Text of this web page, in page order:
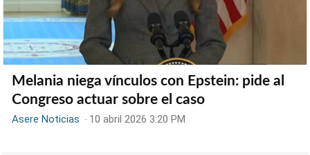
Melania niega vínculos con Epstein: pide al
Congreso actuar sobre el caso
Asere Noticias - 10 abril 2026 3:20 PM